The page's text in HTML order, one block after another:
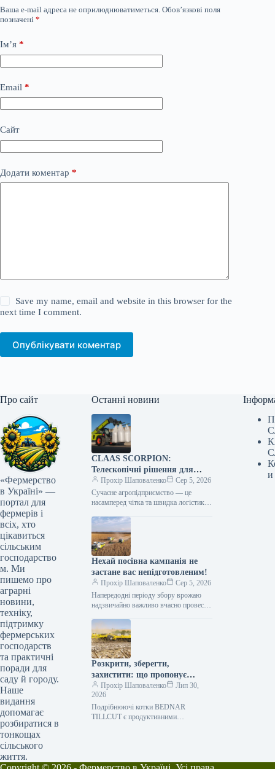
Ваша e-mail адреса не оприлюднюватиметься. Обов’язкові поля
позначені *
Ім’я *
Email *
Сайт
Додати коментар *
Save my name, email and website in this browser for the
next time I comment.
Опублікувати коментар
Про сайт
«Фермерство
в Україні» —
портал для
фермерів і
всіх, хто
цікавиться
сільським
господарство
м. Ми
пишемо про
аграрні
новини,
техніку,
підтримку
фермерських
господарств
та практичні
поради для
саду й городу.
Наше
видання
допомагає
розбиратися в
тонкощах
сільського
життя.
Останні новини
CLAAS SCORPION:
Телескопічні рішення для
ефективного агрологістичного
менеджменту
Прохір Шаповаленко
Сер 5, 2026
Сучасне агропідприємство — це
насамперед чітка та швидка логістика.
тисяч тонн зерна, робота з
біогазовими…
Нехай посівна кампанія не
застане вас непідготовленим!
Прохір Шаповаленко
Сер 5, 2026
Напередодні періоду збору врожаю
надзвичайно важливо вчасно провести
виконати всі процедури планового
технічного
обслуговування.Оптимальним
вибором є…
Розкрити, зберегти,
захистити: що пропонує
обробка рослинних залишків
котками BEDNAR TILLCUT
Прохір Шаповаленко
Лип 30,
2026
Подрібнюючі котки BEDNAR
TILLCUT є продуктивними
и